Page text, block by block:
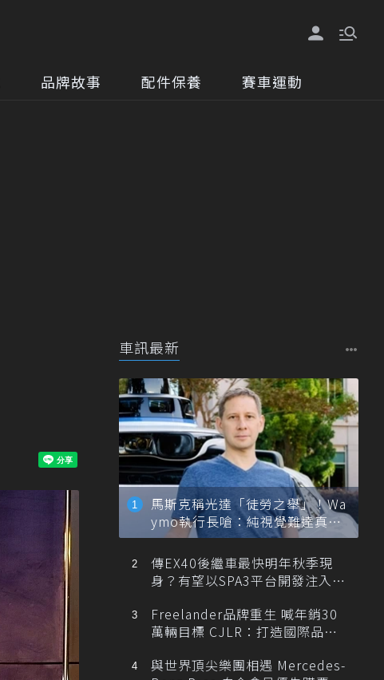
品牌故事 配件保養 賽車運動
車訊最新
馬斯克稱光達「徒勞之舉」！Wa
ymo執行長嗆：純視覺難達真正
自動駕駛
傳EX40後繼車最快明年秋季現
身？有望以SPA3平台開發注入80
Freelander品牌重生 喊年銷30
萬輛目標 CJLR：打造國際品牌
與世界頂尖樂團相遇 Mercedes-